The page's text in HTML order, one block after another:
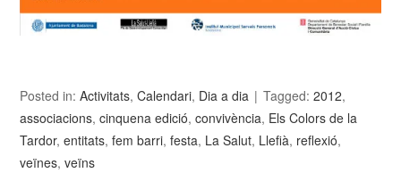
Posted in:Activitats,Calendari, Dia a dia Tagged:2012,
associacions,cinquena edició,convivència, Els Colors de la
Tardor,entitats,fem barri,festa, La Salut, Llefià, reflexió,
veïnes,veïns